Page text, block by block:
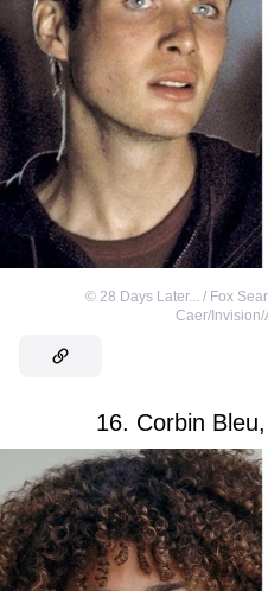
© 28 Days Later... / Fox
Caer/Invision/
16. Corbin Bleu,